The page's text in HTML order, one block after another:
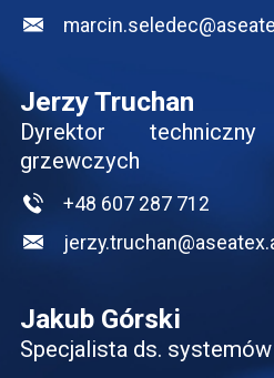
Jerzy Truchan
Dyrektor
grzewczych
+48 607 287 712
Jakub Górski
Specjalista ds.